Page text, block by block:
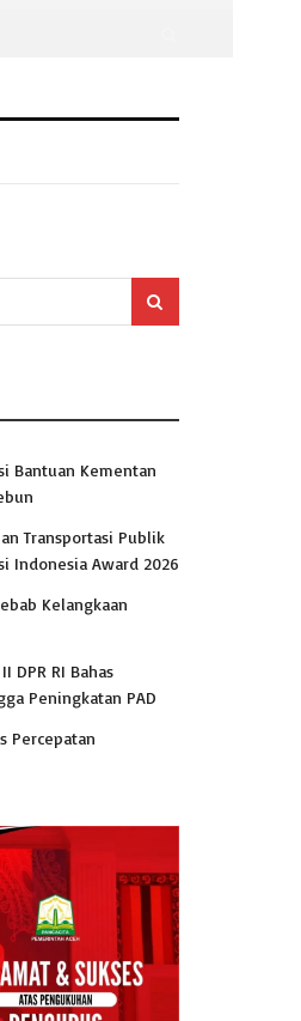
Bantuan Kementan
Transportasi Publik
Indonesia Award 2026
Kelangkaan
DPR RI Bahas
Peningkatan PAD
Percepatan